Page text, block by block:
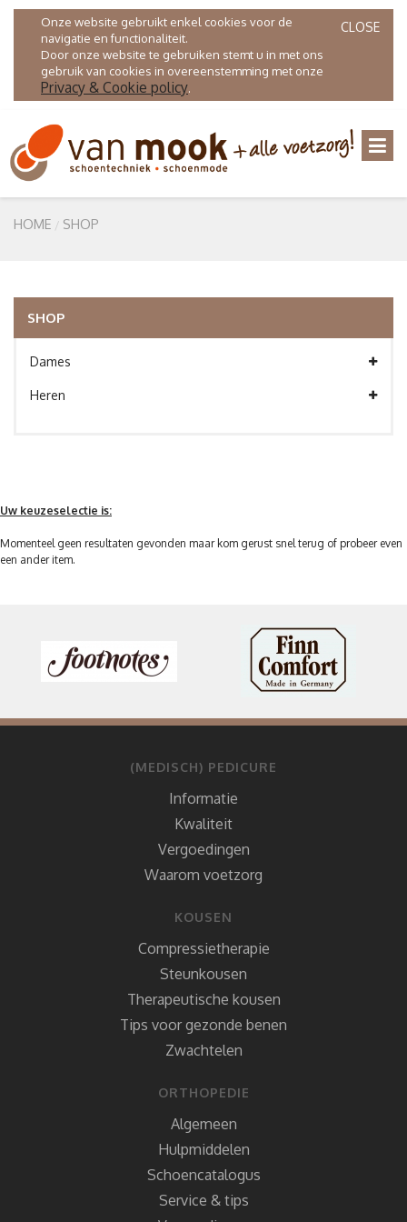
CLOSE
Onze website gebruikt enkel cookies voor de
navigatie en functionaliteit.
Door onze website te gebruiken stemt u in met ons
gebruik van cookies in overeenstemming met onze
Privacy & Cookie policy.
HOME SHOP
SHOP
Dames
Heren
Uw keuzeselectie is:
Momenteel geen resultaten gevonden maar kom gerust snel terug of probeer even
een ander item.
(MEDISCH) PEDICURE
Informatie
Kwaliteit
Vergoedingen
Waarom voetzorg
KOUSEN
Compressietherapie
Steunkousen
Therapeutische kousen
Tips voor gezonde benen
Zwachtelen
ORTHOPEDIE
Algemeen
Hulpmiddelen
Schoencatalogus
Service & tips